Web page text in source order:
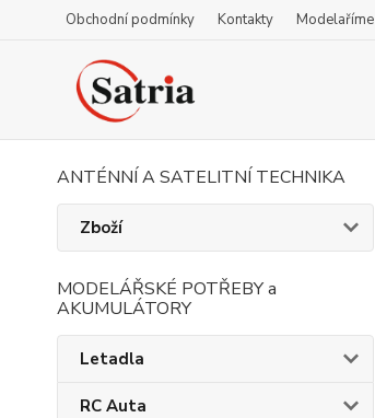
Obchodní podmínky Kontakty Modelaříme
ANTÉNNÍ A SATELITNÍ TECHNIKA
Zboží
MODELÁŘSKÉ POTŘEBY a
AKUMULÁTORY
Letadla
RC Auta